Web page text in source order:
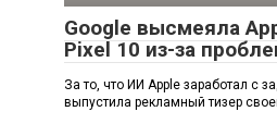
Google высмеяла
Pixel 10 из-за
За то, что ИИ Apple заработал с
выпустила рекламный тизер